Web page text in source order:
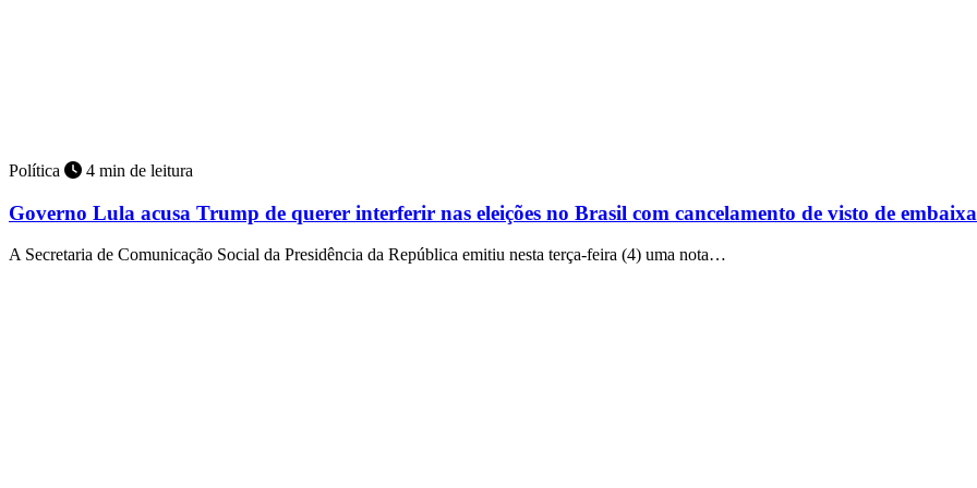
Política 4 min de leitura
Governo Lula acusa Trump de querer interferir nas eleições no Brasil com cancelamento de visto de
A Secretaria de Comunicação Social da Presidência da República emitiu nesta terça-feira (4) uma nota…